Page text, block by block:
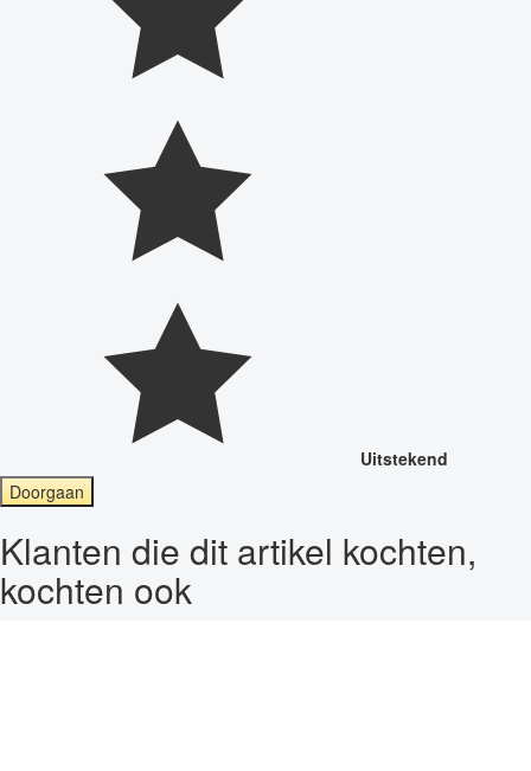
Uitstekend
Doorgaan
Klanten die dit artikel kochten,
kochten ook